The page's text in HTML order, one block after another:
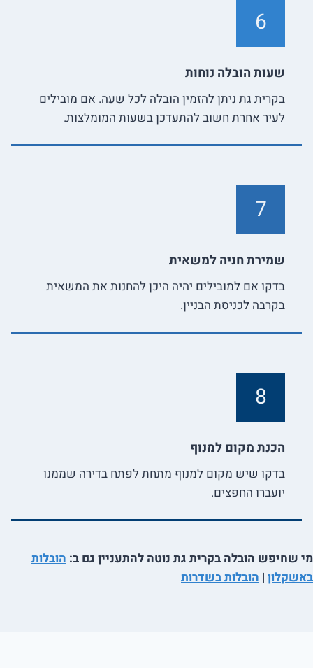
6
שעות הובלה נוחות
בקרית גת ניתן להזמין הובלה לכל שעה. אם מובילים
לעיר אחרת חשוב להתעדכן בשעות המומלצות.
7
שמירת חניה למשאית
בדקו אם למובילים יהיה היכן להחנות את המשאית
בקרבה לכניסת הבניין.
8
הכנת מקום למנוף
בדקו שיש מקום למנוף מתחת לפתח בדירה שממנו
יועברו החפצים.
מי שחיפש הובלה בקרית גת נוטה להתעניין גם ב: הובלות
באשקלון | הובלות בשדרות